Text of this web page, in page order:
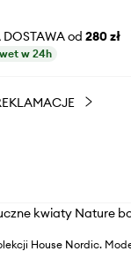
od 280 zł
w 24h
kwiaty Nature
House Nordic.